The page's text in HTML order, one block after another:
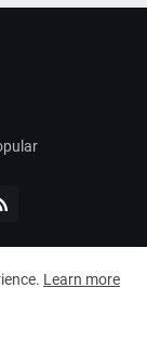
Learn more